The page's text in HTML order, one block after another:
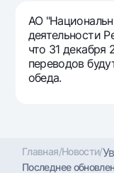
Для всех USD
Золотой
Золотые
UzCard/HUMO
Visa
Visa FIFA
Mastercard
Эскроу-cчёт
Тарифы
Часто
АО
деятельности
что 31 декабря
переводов
обеда.
Главная/Новости/
Последнее